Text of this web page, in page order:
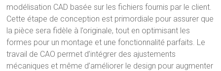
modélisation CAD basée sur les fichiers fournis par le client.
Cette étape de conception est primordiale pour assurer que
la pièce sera fidèle à l’originale, tout en optimisant les
formes pour un montage et une fonctionnalité parfaits. Le
travail de CAO permet d’intégrer des ajustements
mécaniques et même d’améliorer le design pour augmenter